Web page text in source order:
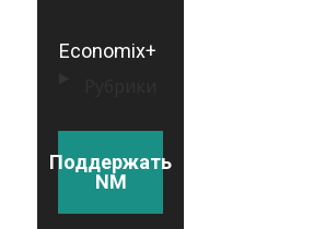
Economix+
Поддержать
NM